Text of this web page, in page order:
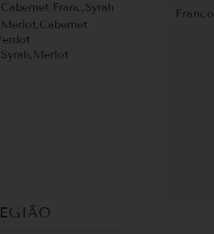
Franc,Syrah